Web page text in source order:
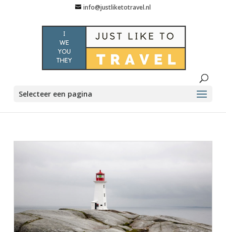
info@justliketotravel.nl
Selecteer een pagina